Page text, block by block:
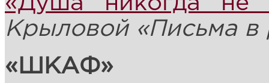
Крыловой «Письма в
«ШКАФ»